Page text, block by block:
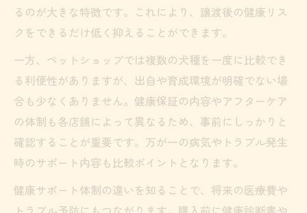
るのが大きな特徴です。これにより、譲渡後の健康リス
クをできるだけ低く抑えることができます。
一方、ペットショップでは複数の犬種を一度に比較でき
る利便性がありますが、出自や育成環境が明確でない場
合も少なくありません。健康保証の内容やアフターケア
の体制も各店舗によって異なるため、事前にしっかりと
確認することが重要です。万が一の病気やトラブル発生
時のサポート内容も比較ポイントとなります。
健康サポート体制の違いを知ることで、将来の医療費や